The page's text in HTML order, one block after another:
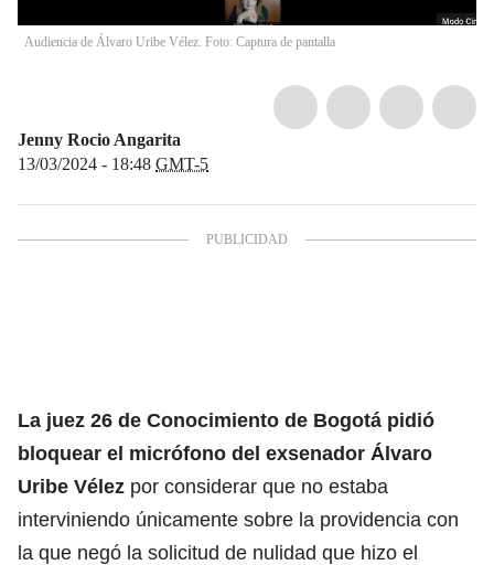
Audiencia de Álvaro Uribe Vélez. Foto: Captura de pantalla
Jenny Rocio Angarita
13/03/2024 - 18:48 GMT-5
La juez 26 de Conocimiento de Bogotá pidió
bloquear el micrófono del exsenador Álvaro
Uribe Vélez por considerar que no estaba
interviniendo únicamente sobre la providencia con
la que negó la solicitud de nulidad que hizo el